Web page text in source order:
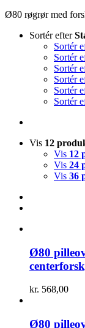
Ø80 røgrør med
Sortér efter
Sortér
Sortér
Sortér
Sortér
Sortér
Sortér
Vis 12
Vis 12
Vis 24
Vis 36
Ø80
kr. 568,00
Ø80